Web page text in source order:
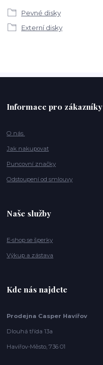
Pevné disky
Externí disky
Informace pro zákazníky
O nás
Jak nakupovat
Puncovní značky
Odstoupení od smlouvy
Naše služby
E-shop se šperky
Výkup a zástava
Kde nás najdete
Prodejna Casper Havířov
Dlouhá třída 13a
Havířov-Město, 736 01